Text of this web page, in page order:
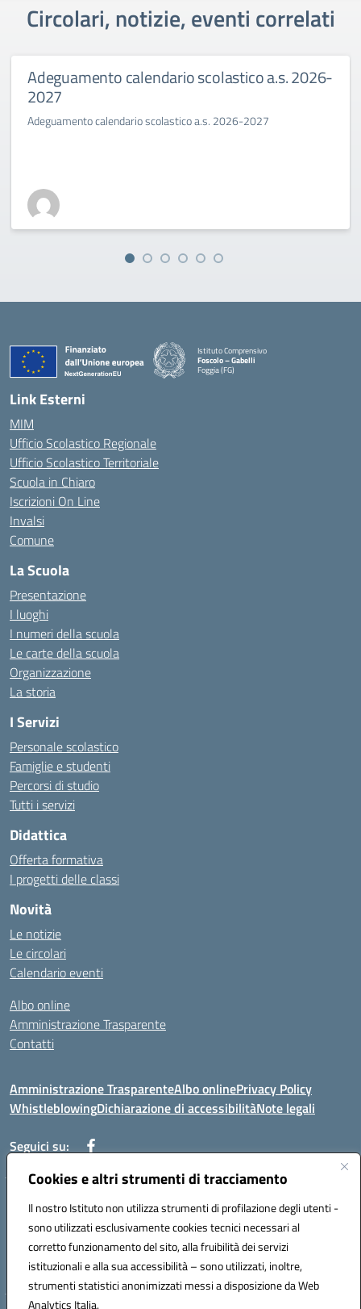
Cookies e altri strumenti di tracciamento
Il nostro Istituto non utilizza strumenti di profilazione degli utenti -
sono utilizzati esclusivamente cookies tecnici necessari al
corretto funzionamento del sito, alla fruibilità dei servizi
istituzionali e alla sua accessibilità – sono utilizzati, inoltre,
strumenti statistici anonimizzati messi a disposizione da Web
Analytics Italia.
Circolari, notizie, eventi correlati
Adeguamento calendario scolastico a.s. 2026-
2027
Adeguamento calendario scolastico a.s. 2026-2027
Istituto Comprensivo
Foscolo – Gabelli
Foggia (FG)
— Visita la pagina iniziale della scuola
Link Esterni
MIM
Ufficio Scolastico Regionale
Ufficio Scolastico Territoriale
Scuola in Chiaro
Iscrizioni On Line
Invalsi
Comune
La Scuola
Presentazione
I luoghi
I numeri della scuola
Le carte della scuola
Organizzazione
La storia
I Servizi
Personale scolastico
Famiglie e studenti
Percorsi di studio
Tutti i servizi
Didattica
Offerta formativa
I progetti delle classi
Novità
Le notizie
Le circolari
Calendario eventi
Albo online
Amministrazione Trasparente
Contatti
Amministrazione TrasparenteAlbo onlinePrivacy Policy
WhistleblowingDichiarazione di accessibilitàNote legali
Seguici su:
Telefono: 0881814875
Mail: fgic86100g@istruzione.it PEC: fgic86100g@pec.istruzione.it
Codice univoco ufficio: UF0Y26 Codice IPA: istsc_fgic86100g
Codice meccanografico: FGIC86100G
Codice fiscale: 80030630711